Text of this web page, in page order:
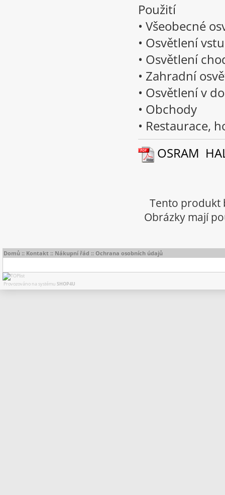
Použití
• Všeobecné
• Osvětlení
• Osvětlení
• Zahradní
• Osvětlení v
• Obchody
• Restaurace,
OSRAM
Tento produkt
Obrázky mají
Domů :: Kontakt :: Nákupní řád :: Ochrana osobních údajů
Provozováno na systému SHOP4U